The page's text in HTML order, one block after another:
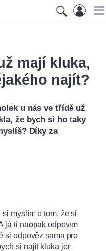
mají kluka,
najít?
u nás ve třídě už
že bych si ho taky
Díky za
si myslím o tom, že si
já ti naopak odpovím
si odpověz sama pro
si najít kluka jen